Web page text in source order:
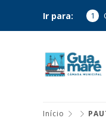
Ir para: 1
Início